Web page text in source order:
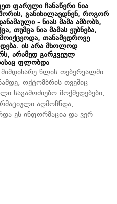
ფარული ჩანაწერი ნია
შორის, განიხილავდნენ, როგორ
- ნიას მამა ამბობს,
თუმცა ნია მამას ეუბნება,
თანამედროვე
ის არა მხოლოდ
არამედ გარკვეულ
ფლობდა
წლის თებერვალში
ოქტომბრის თვეშიც
საგამოძიებო მოქმედებები,
აღმოჩნდა,
ეს ინფორმაცია და ვერ